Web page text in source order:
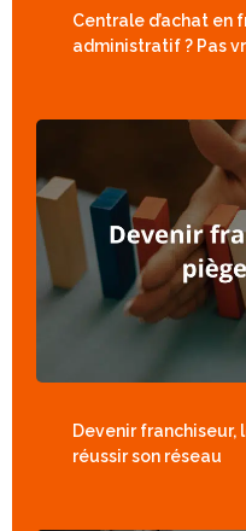
Centrale d’achat en
administratif ? Pas
Devenir franchiseur,
réussir son réseau